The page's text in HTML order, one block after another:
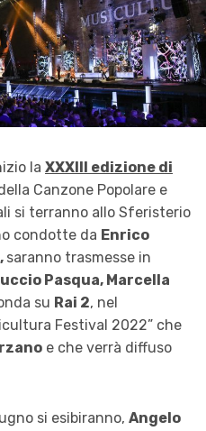
la XXXIII edizione di
Canzone Popolare e
si terranno allo Sferisterio
condotte da Enrico
saranno trasmesse in
Pasqua, Marcella
su Rai 2, nel
Festival 2022” che
e che verrà diffuso
si esibiranno, Angelo